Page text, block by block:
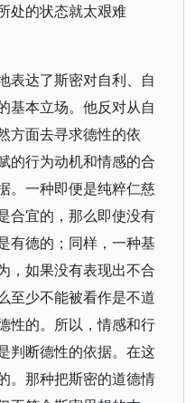
处的状态就太艰难
表达了斯密对自利、自
基本立场。他反对从自
方面去寻求德性的依
的行为动机和情感的合
。一种即便是纯粹仁慈
合宜的，那么即使没有
有德的；同样，一种基
，如果没有表现出不合
至少不能被看作是不道
性的。所以，情感和行
判断德性的依据。在这
。那种把斯密的道德情